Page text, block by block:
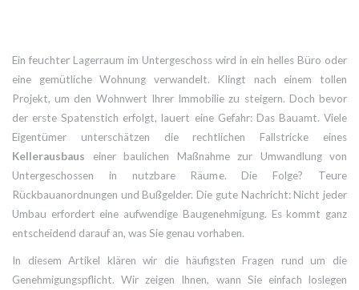
Ein feuchter Lagerraum im Untergeschoss wird in ein helles Büro oder
eine gemütliche Wohnung verwandelt. Klingt nach einem tollen
Projekt, um den Wohnwert Ihrer Immobilie zu steigern. Doch bevor
der erste Spatenstich erfolgt, lauert eine Gefahr: Das Bauamt. Viele
Eigentümer unterschätzen die rechtlichen Fallstricke eines
Kellerausbaus
einer baulichen Maßnahme zur Umwandlung von
Untergeschossen in nutzbare Räume. Die Folge? Teure
Rückbauanordnungen und Bußgelder. Die gute Nachricht: Nicht jeder
Umbau erfordert eine aufwendige Baugenehmigung. Es kommt ganz
entscheidend darauf an, was Sie genau vorhaben.
In diesem Artikel klären wir die häufigsten Fragen rund um die
Genehmigungspflicht. Wir zeigen Ihnen, wann Sie einfach loslegen